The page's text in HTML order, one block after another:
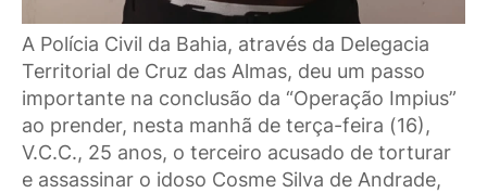
A Polícia Civil da Bahia, através da Delegacia
Territorial de Cruz das Almas, deu um passo
importante na conclusão da “Operação Impius”
ao prender, nesta manhã de terça-feira (16),
V.C.C., 25 anos, o terceiro acusado de torturar
e assassinar o idoso Cosme Silva de Andrade,